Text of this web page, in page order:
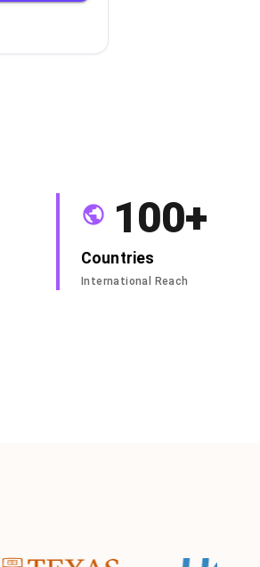
100+
Countries
International Reach